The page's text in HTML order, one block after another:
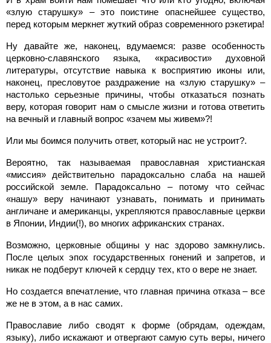
«злую старушку» – это поистине опаснейшее существо,
перед которым меркнет жуткий образ современного рэкетира!
Ну давайте же, наконец, вдумаемся: разве особенность
церковно-славянского языка, «красивости» духовной
литературы, отсутствие навыка к восприятию иконы или,
наконец, пресловутое раздражение на «злую старушку» –
настолько серьезные причины, чтобы отказаться познать
веру, которая говорит нам о смысле жизни и готова ответить
на вечный и главный вопрос «зачем мы живем»?!
Или мы боимся получить ответ, который нас не устроит?.
Вероятно, так называемая православная христианская
«миссия» действительно парадоксально слаба на нашей
российской земле. Парадоксально – потому что сейчас
«нашу» веру начинают узнавать, понимать и принимать
англичане и американцы, укрепляются православные церкви
в Японии, Индии(!), во многих африканских странах.
Возможно, церковные общины у нас здорово замкнулись.
После целых эпох государственных гонений и запретов, и
никак не подберут ключей к сердцу тех, кто о вере не знает.
Но создается впечатление, что главная причина отказа – все
же не в этом, а в нас самих.
Православие либо сводят к форме (обрядам, одеждам,
языку), либо искажают и отвергают самую суть веры, ничего